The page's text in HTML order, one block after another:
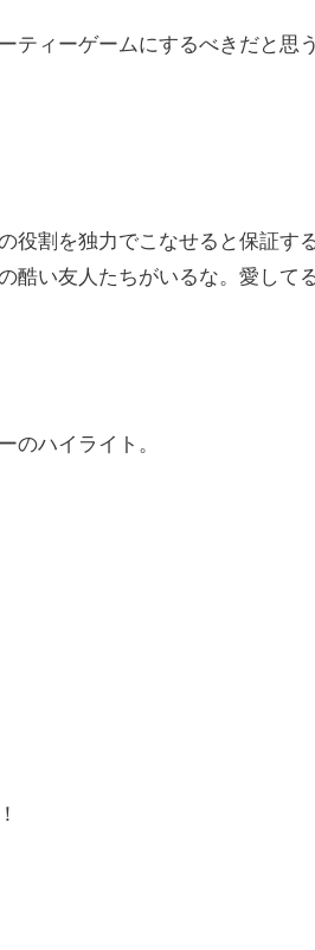
ティーゲームにするべきだと思う
役割を独力でこなせると保証する
酷い友人たちがいるな。愛してる
のハイライト。